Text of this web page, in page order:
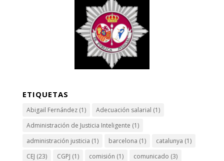
ETIQUETAS
Abigail Fernández(1) Adecuación salarial (1)
Administración de Justicia Inteligente (1)
administración justicia (1) barcelona (1) catalunya (1)
CEJ (23) CGPJ (1) comisión (1) comunicado (3)